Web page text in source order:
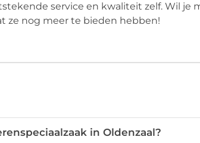
service en kwaliteit zelf. Wil je
ze nog meer te bieden hebben!
in Oldenzaal?